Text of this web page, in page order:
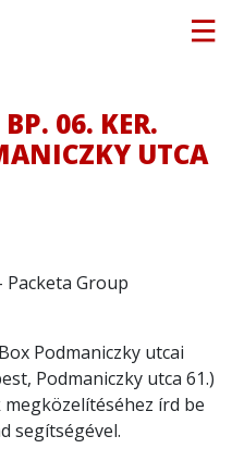
06. KER.
UTCA
Packeta Group
Podmaniczky utcai
Podmaniczky utca 61.)
írd be
segítségével.